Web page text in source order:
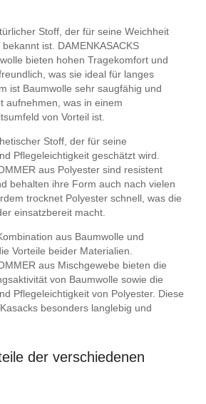
Stoff, der für seine Weichheit
ist. DAMENKASACKS
bieten hohen Tragekomfort und
was sie ideal für langes
ist Baumwolle sehr saugfähig und
aufnehmen, was in einem
von Vorteil ist.
Stoff, der für seine
Pflegeleichtigkeit geschätzt wird.
aus Polyester sind resistent
behalten ihre Form auch nach vielen
trocknet Polyester schnell, was die
einsatzbereit macht.
aus Baumwolle und
Vorteile beider Materialien.
aus Mischgewebe bieten die
von Baumwolle sowie die
Pflegeleichtigkeit von Polyester. Diese
besonders langlebig und
der verschiedenen